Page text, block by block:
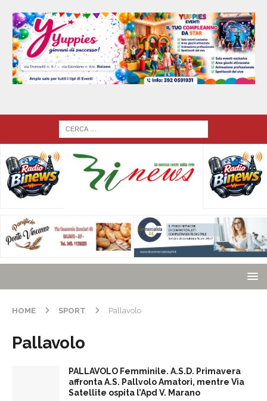
HOME SPORT Pallavolo
Pallavolo
PALLAVOLO Femminile. A.S.D. Primavera
affronta A.S. Pallvolo Amatori, mentre Via
Satellite ospita l’Apd V. Marano